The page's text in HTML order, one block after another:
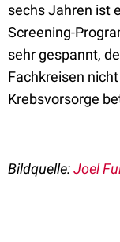
sechs Jahren ist
Screening-
sehr gespannt,
Fachkreisen
Krebsvorsorge
Bildquelle:Joel